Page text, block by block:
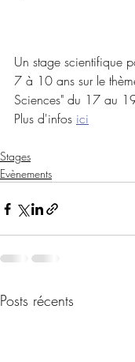
Un stage scientifique
7 à 10 ans sur le
Sciences" du 17 au
Plus d'infos ici
Stages
Evènements
Posts récents